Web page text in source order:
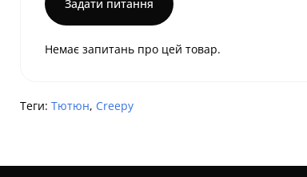
Задати питання
Немає запитань про цей товар.
Теги: Тютюн, Creepy